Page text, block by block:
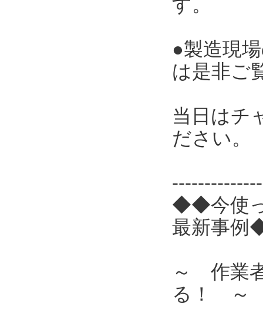
す。
●製造現
は是非ご
当日はチ
ださい。
◆◆今使っ
最新事
～ 作業
る！ ～